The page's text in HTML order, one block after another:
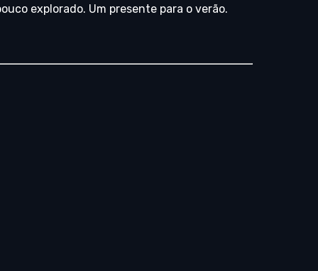
explorado. Um presente para o verão.